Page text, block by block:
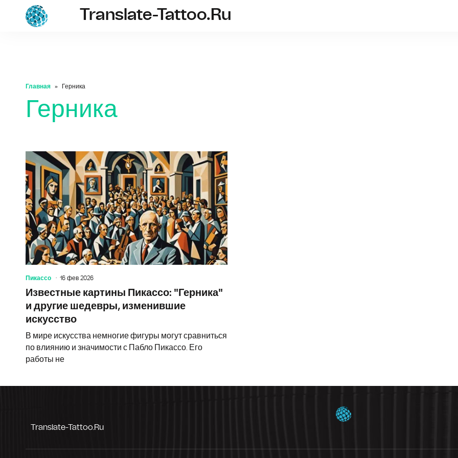
translate-tattoo.ru
Translate-Tattoo.ru
Главная Герника
Герника
Пикассо 16 фев 2026
Известные картины Пикассо: "Герника"
и другие шедевры, изменившие
искусство
В мире искусства немногие фигуры могут сравниться
по влиянию и значимости с Пабло Пикассо. Его
работы не
Translate-Tattoo.ru